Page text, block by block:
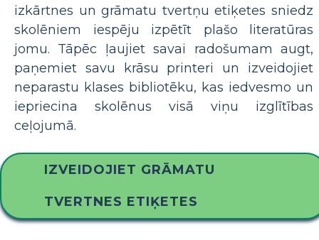
izkārtnes un grāmatu tvertņu etiķetes sniedz
skolēniem iespēju izpētīt plašo literatūras
jomu. Tāpēc ļaujiet savai radošumam augt,
paņemiet savu krāsu printeri un izveidojiet
neparastu klases bibliotēku, kas iedvesmo un
iepriecina skolēnus visā viņu izglītības
ceļojumā.
IZVEIDOJIET GRĀMATU
TVERTNES ETIĶETES